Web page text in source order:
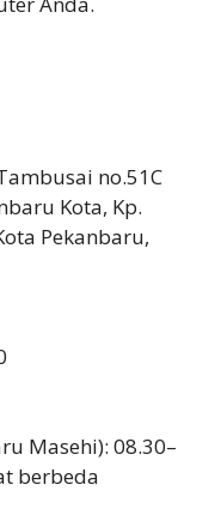
no.51C
Kota, Kp.
Pekanbaru,
Masehi): 08.30–
berbeda